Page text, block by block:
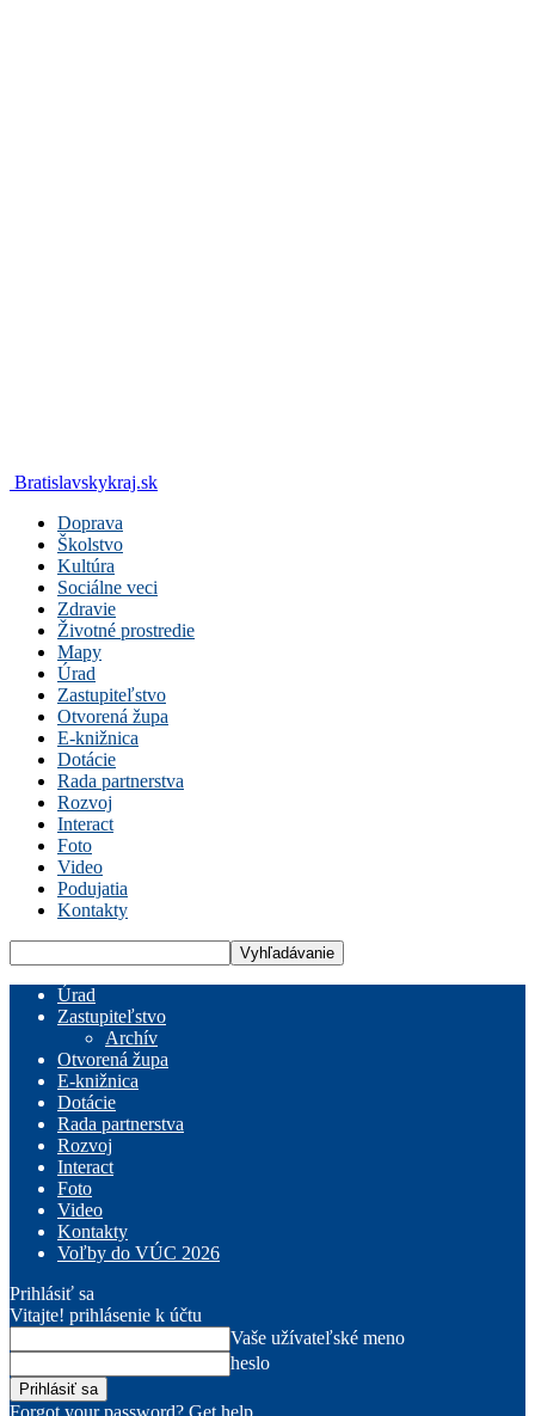
Bratislavskykraj.sk
Doprava
Školstvo
Kultúra
Sociálne veci
Zdravie
Životné prostredie
Mapy
Úrad
Zastupiteľstvo
Otvorená župa
E-knižnica
Dotácie
Rada partnerstva
Rozvoj
Interact
Foto
Video
Podujatia
Kontakty
Úrad
Zastupiteľstvo
Archív
Otvorená župa
E-knižnica
Dotácie
Rada partnerstva
Rozvoj
Interact
Foto
Video
Kontakty
Voľby do VÚC 2026
Prihlásiť sa
Vitajte! prihlásenie k účtu
Vaše užívateľské meno
heslo
Forgot your password? Get help